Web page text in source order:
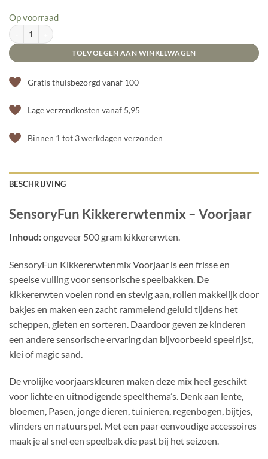
Op voorraad
SensoryFun Kikkererwtenmix - Voorjaar aantal
TOEVOEGEN AAN WINKELWAGEN
Gratis thuisbezorgd vanaf 100
Lage verzendkosten vanaf 5,95
Binnen 1 tot 3 werkdagen verzonden
BESCHRIJVING
SensoryFun Kikkererwtenmix – Voorjaar
Inhoud:ongeveer 500 gram kikkererwten.
SensoryFun Kikkererwtenmix Voorjaar is een frisse en
speelse vulling voor sensorische speelbakken. De
kikkererwten voelen rond en stevig aan, rollen makkelijk door
bakjes en maken een zacht rammelend geluid tijdens het
scheppen, gieten en sorteren. Daardoor geven ze kinderen
een andere sensorische ervaring dan bijvoorbeeld speelrijst,
klei of magic sand.
De vrolijke voorjaarskleuren maken deze mix heel geschikt
voor lichte en uitnodigende speelthema’s. Denk aan lente,
bloemen, Pasen, jonge dieren, tuinieren, regenbogen, bijtjes,
vlinders en natuurspel. Met een paar eenvoudige accessoires
maak je al snel een speelbak die past bij het seizoen.